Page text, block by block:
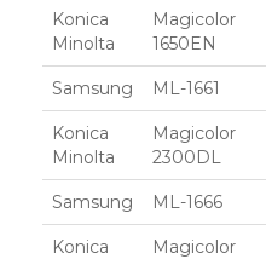
Konica
Minolta
Magicolor
1650EN
Samsung ML-1661
Konica
Minolta
Magicolor
2300DL
Samsung ML-1666
Konica
Magicolor